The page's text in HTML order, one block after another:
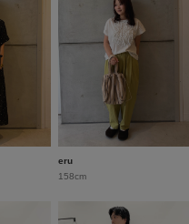
eru
158cm